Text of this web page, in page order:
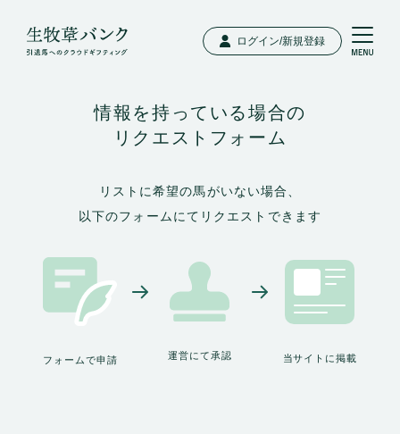
ログイン/新規登録
情報を持っている場合の
リクエストフォーム
リストに希望の馬がいない場合、
以下のフォームにてリクエストできます
フォームで申請 運営にて承認 当サイトに掲載